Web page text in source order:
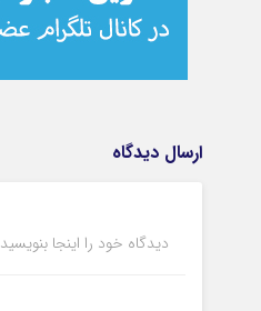
ارسال دیدگاه
دیدگاه خود را اینجا بنویسید